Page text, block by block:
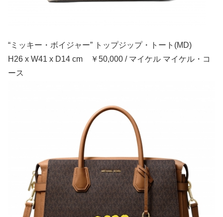
“ミッキー・ボイジャー” トップジップ・トート(MD)
H26 x W41 x D14 cm ￥50,000 / マイケル マイケル・コ
ース